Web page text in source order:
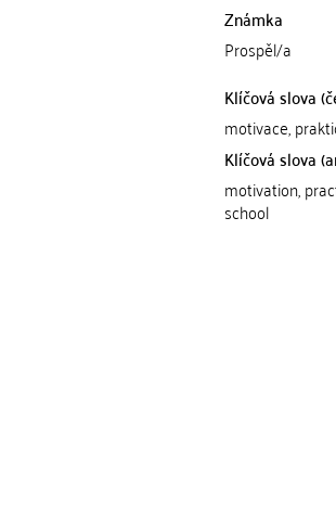
Známka
Prospěl/a
Klíčová slova
motivace,
Klíčová slova
motivation,
school